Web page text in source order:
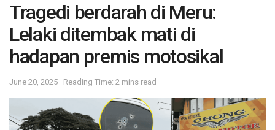
Tragedi berdarah di Meru:
Lelaki ditembak mati di
hadapan premis motosikal
June 20, 2025 Reading Time: 2 mins read